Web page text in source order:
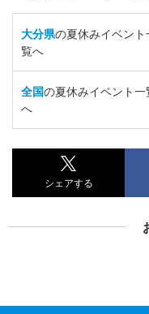
大分県の夏休みイベント
覧へ
全国の夏休みイベント一
へ
シェアする